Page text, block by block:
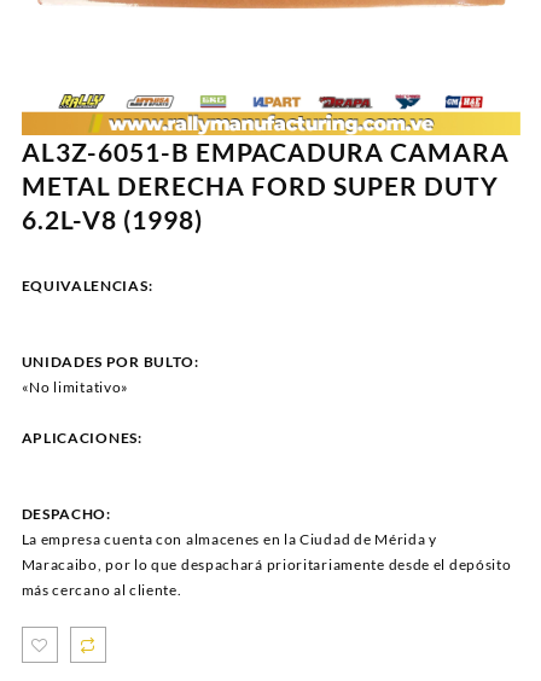
AL3Z-6051-B EMPACADURA CAMARA
METAL DERECHA FORD SUPER DUTY
6.2L-V8 (1998)
EQUIVALENCIAS:
UNIDADES POR BULTO:
«No limitativo»
APLICACIONES:
DESPACHO:
La empresa cuenta con almacenes en la Ciudad de Mérida y
Maracaibo, por lo que despachará prioritariamente desde el depósito
más cercano al cliente.